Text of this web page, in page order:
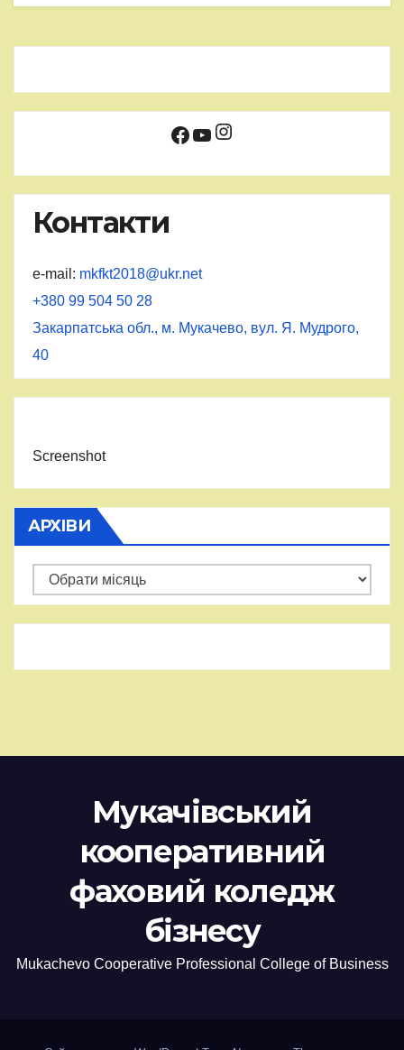
Facebook
YouTube
Instagram
Контакти
e-mail: mkfkt2018@ukr.net
+380 99 504 50 28
Закарпатська обл., м. Мукачево, вул. Я. Мудрого,
40
Screenshot
АРХІВИ
Архіви
Мукачівський
кооперативний
фаховий коледж
бізнесу
Mukachevo Cooperative Professional College of Business